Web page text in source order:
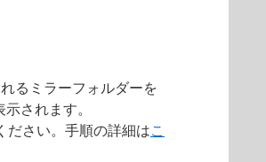
るミラーフォルダーを
されます。
ださい。手順の詳細はこ